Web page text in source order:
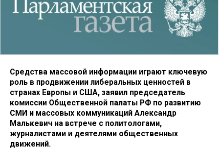
Средства массовой информации играют ключевую
роль в продвижении либеральных ценностей в
странах Европы и США, заявил председатель
комиссии Общественной палаты РФ по развитию
СМИ и массовых коммуникаций Александр
Малькевич на встрече с политологами,
журналистами и деятелями общественных
движений.